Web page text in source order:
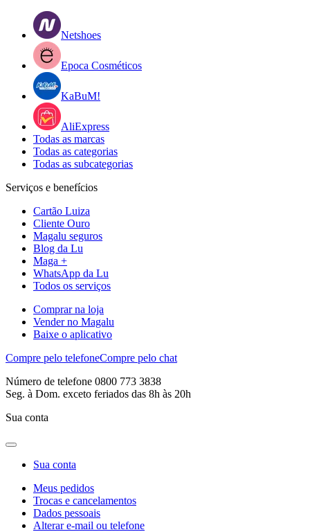
Netshoes
Epoca Cosméticos
KaBuM!
AliExpress
Todas as marcas
Todas as categorias
Todas as subcategorias
Serviços e benefícios
Cartão Luiza
Cliente Ouro
Magalu seguros
Blog da Lu
Maga +
WhatsApp da Lu
Todos os serviços
Comprar na loja
Vender no Magalu
Baixe o aplicativo
Compre pelo telefoneCompre pelo chat
Número de telefone 0800 773 3838
Seg. à Dom. exceto feriados das 8h às 20h
Sua conta
Sua conta
Meus pedidos
Trocas e cancelamentos
Dados pessoais
Alterar e-mail ou telefone